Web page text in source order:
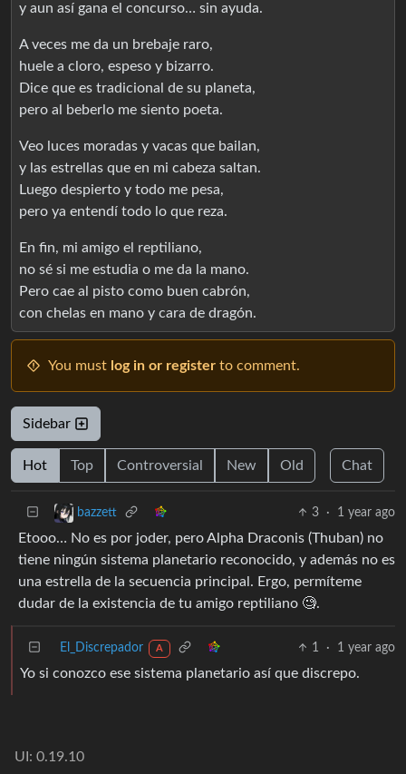
y aun así gana el concurso… sin ayuda.
A veces me da un brebaje raro,
huele a cloro, espeso y bizarro.
Dice que es tradicional de su planeta,
pero al beberlo me siento poeta.
Veo luces moradas y vacas que bailan,
y las estrellas que en mi cabeza saltan.
Luego despierto y todo me pesa,
pero ya entendí todo lo que reza.
En fin, mi amigo el reptiliano,
no sé si me estudia o me da la mano.
Pero cae al pisto como buen cabrón,
con chelas en mano y cara de dragón.
You must log in or register to comment.
Sidebar
Hot Top Controversial New Old Chat
bazzett 3 · 1 year ago
Etooo… No es por joder, pero Alpha Draconis (Thuban) no
tiene ningún sistema planetario reconocido, y además no es
una estrella de la secuencia principal. Ergo, permíteme
dudar de la existencia de tu amigo reptiliano 🧐.
El_Discrepador A 1 · 1 year ago
Yo si conozco ese sistema planetario así que discrepo.
UI: 0.19.10